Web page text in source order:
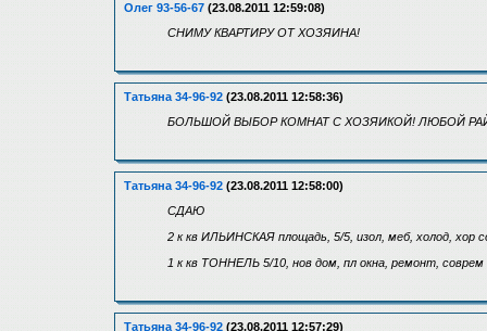
Олег 93-56-67 (23.08.2011 12:59:08)
СНИМУ КВАРТИРУ ОТ ХОЗЯИНА!
Татьяна 34-96-92 (23.08.2011 12:58:36)
БОЛЬШОЙ ВЫБОР КОМНАТ С ХОЗЯИКОЙ! ЛЮБОЙ
Татьяна 34-96-92 (23.08.2011 12:58:00)
СДАЮ
2 к кв ИЛЬИНСКАЯ площадь, 5/5, изол, меб, холод, хор
1 к кв ТОННЕЛЬ 5/10, нов дом, пл окна, ремонт,
Татьяна 34-96-92 (23.08.2011 12:57:29)